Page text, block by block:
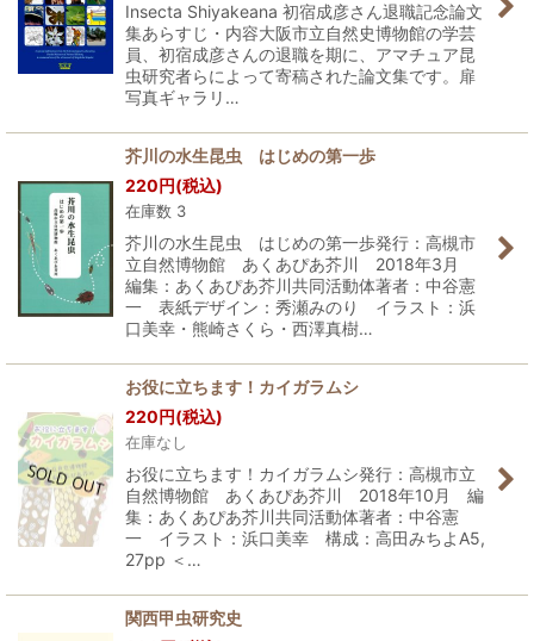
Insecta Shiyakeana 初宿成彦さん退職記念論文
集あらすじ・内容大阪市立自然史博物館の学芸
員、初宿成彦さんの退職を期に、アマチュア昆
虫研究者らによって寄稿された論文集です。扉
写真ギャラリ…
芥川の水生昆虫 はじめの第一歩
220円(税込)
在庫数 3
芥川の水生昆虫 はじめの第一歩発行：高槻市
立自然博物館 あくあぴあ芥川 2018年3月
編集：あくあぴあ芥川共同活動体著者：中谷憲
一 表紙デザイン：秀瀬みのり イラスト：浜
口美幸・熊崎さくら・西澤真樹…
お役に立ちます！カイガラムシ
220円(税込)
在庫なし
お役に立ちます！カイガラムシ発行：高槻市立
自然博物館 あくあぴあ芥川 2018年10月 編
集：あくあぴあ芥川共同活動体著者：中谷憲
一 イラスト：浜口美幸 構成：高田みちよA5,
27pp ＜…
関西甲虫研究史